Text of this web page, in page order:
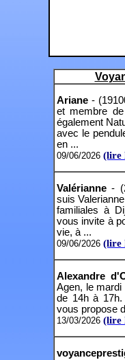
Ariane -
et membre
également
avec le
en ...
09/06/2026 (lire
Valérianne -
suis
familiales à
vous invite à
vie, à ...
09/06/2026 (lire
Alexandre
Agen, le
de 14h à 17h.
vous propose
13/03/2026 (lire